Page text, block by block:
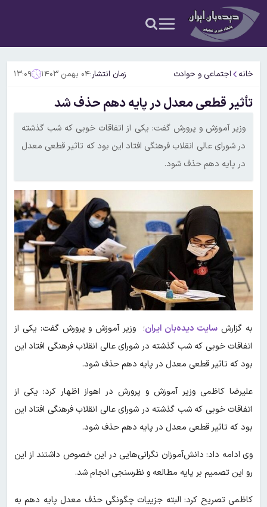
خانه اجتماعی و حوادث زمان انتشار:۰۴ بهمن ۱۴۰۳ ۱۳:۰۹
تأثیر قطعی معدل در پایه دهم حذف شد
وزیر آموزش و پرورش گفت: یکی از اتفاقات خوبی که شب گذشته
در شورای عالی انقلاب فرهنگی افتاد این بود که تاثیر قطعی معدل
در پایه دهم حذف شود.
به گزارش سایت دیده‌بان ایران؛ وزیر آموزش و پرورش گفت: یکی از
اتفاقات خوبی که شب گذشته در شورای عالی انقلاب فرهنگی افتاد این
بود که تاثیر قطعی معدل در پایه دهم حذف شود.
علیرضا کاظمی وزیر آموزش و پرورش در اهواز اظهار کرد: یکی از
اتفاقات خوبی که شب گذشته در شورای عالی انقلاب فرهنگی افتاد این
بود که تاثیر قطعی معدل در پایه دهم حذف شود.
وی ادامه داد: دانش‌آموزان نگرانی‌هایی در این خصوص داشتند از این
رو این تصمیم بر پایه مطالعه و نظرسنجی‌ انجام شد.
کاظمی تصریح کرد: البته جزییات چگونگی حذف معدل پایه دهم به